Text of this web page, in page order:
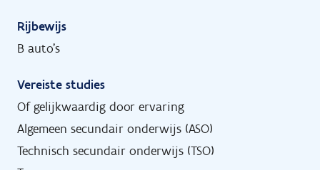
Rijbewijs
B auto's
Vereiste studies
Of gelijkwaardig door ervaring
Algemeen secundair onderwijs (ASO)
Technisch secundair onderwijs (TSO)